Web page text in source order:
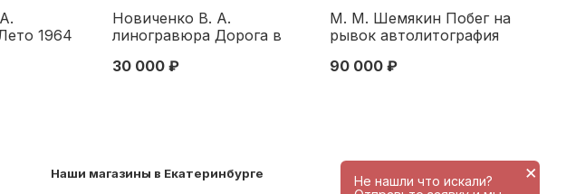
1964
Новиченко В. А.
линогравюра Дорога в
45x63 см. 1966
30 000 ₽
М. М. Шемякин Побег на
рывок автолитография
90 000 ₽
Наши магазины в Екатеринбурге
Не нашли что искали?
×